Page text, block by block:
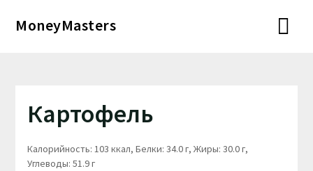
MoneyMasters
Картофель
Калорийность: 103 ккал, Белки: 34.0 г, Жиры: 30.0 г,
Углеводы: 51.9 г